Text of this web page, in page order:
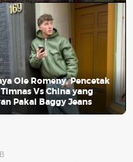
Ole Romeny, Pencetak
Vs China yang
Pakai Baggy Jeans